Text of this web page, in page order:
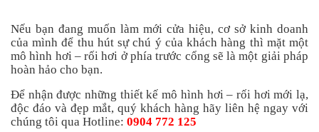
Nếu bạn đang muốn làm mới cửa hiệu, cơ sở kinh doanh
của mình để thu hút sự chú ý của khách hàng thì mặt một
mô hình hơi – rối hơi ở phía trước cổng sẽ là một giải pháp
hoàn hảo cho bạn.
Để nhận được những thiết kế mô hình hơi – rối hơi mới lạ,
độc đáo và đẹp mắt, quý khách hàng hãy liên hệ ngay với
chúng tôi qua Hotline: 0904 772 125